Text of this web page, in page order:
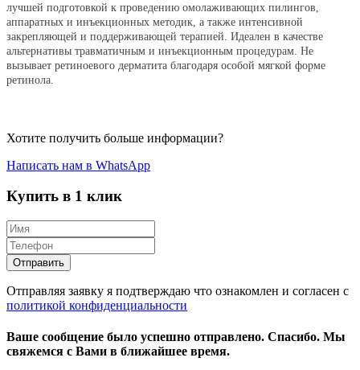
лучшей подготовкой к проведению омолаживающих пилингов,
аппаратных и инъекционных методик, а также интенсивной
закрепляющей и поддерживающей терапией. Идеален в качестве
альтернативы травматичным и инъекционным процедурам. Не
вызывает ретиноевого дерматита благодаря особой мягкой форме
ретинола.
Хотите получить больше информации?
Написать нам в WhatsApp
Купить в 1 клик
Отправляя заявку я подтверждаю что ознакомлен и согласен с
политикой конфиденциальности
Ваше сообщение было успешно отправлено. Спасибо. Mы
свяжемся с Вами в ближайшее время.